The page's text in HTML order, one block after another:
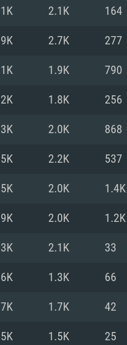
DirectX
1060 et plus,
Internet à
(client complet)
Vega II ou
Internet à
(client complet)
1060 avec
mois) / de
les derniers
(client complet)
2.1K 164
2.7K 277
1.9K 790
1.8K 256
2.0K 868
2.2K 537
2.0K 1.4K
2.0K 1.2K
2.1K 33
1.3K 66
1.7K 42
1.5K 25